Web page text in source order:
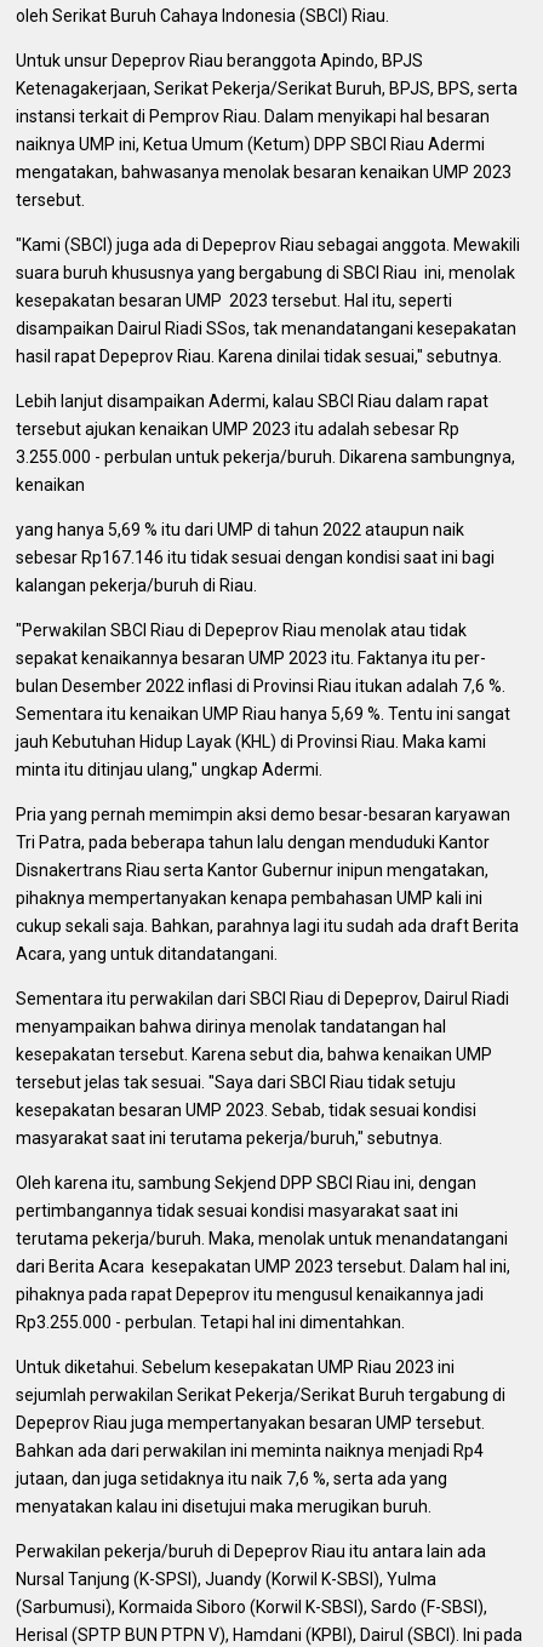
oleh Serikat Buruh Cahaya Indonesia (SBCI) Riau.
Untuk unsur Depeprov Riau beranggota Apindo, BPJS
Ketenagakerjaan, Serikat Pekerja/Serikat Buruh, BPJS, BPS, serta
instansi terkait di Pemprov Riau. Dalam menyikapi hal besaran
naiknya UMP ini, Ketua Umum (Ketum) DPP SBCI Riau Adermi
mengatakan, bahwasanya menolak besaran kenaikan UMP 2023
tersebut.
"Kami (SBCI) juga ada di Depeprov Riau sebagai anggota. Mewakili
suara buruh khususnya yang bergabung di SBCI Riau ini, menolak
kesepakatan besaran UMP 2023 tersebut. Hal itu, seperti
disampaikan Dairul Riadi SSos, tak menandatangani kesepakatan
hasil rapat Depeprov Riau. Karena dinilai tidak sesuai," sebutnya.
Lebih lanjut disampaikan Adermi, kalau SBCI Riau dalam rapat
tersebut ajukan kenaikan UMP 2023 itu adalah sebesar Rp
3.255.000 - perbulan untuk pekerja/buruh. Dikarena sambungnya,
kenaikan
yang hanya 5,69 % itu dari UMP di tahun 2022 ataupun naik
sebesar Rp167.146 itu tidak sesuai dengan kondisi saat ini bagi
kalangan pekerja/buruh di Riau.
"Perwakilan SBCI Riau di Depeprov Riau menolak atau tidak
sepakat kenaikannya besaran UMP 2023 itu. Faktanya itu per-
bulan Desember 2022 inflasi di Provinsi Riau itukan adalah 7,6 %.
Sementara itu kenaikan UMP Riau hanya 5,69 %. Tentu ini sangat
jauh Kebutuhan Hidup Layak (KHL) di Provinsi Riau. Maka kami
minta itu ditinjau ulang," ungkap Adermi.
Pria yang pernah memimpin aksi demo besar-besaran karyawan
Tri Patra, pada beberapa tahun lalu dengan menduduki Kantor
Disnakertrans Riau serta Kantor Gubernur inipun mengatakan,
pihaknya mempertanyakan kenapa pembahasan UMP kali ini
cukup sekali saja. Bahkan, parahnya lagi itu sudah ada draft Berita
Acara, yang untuk ditandatangani.
Sementara itu perwakilan dari SBCI Riau di Depeprov, Dairul Riadi
menyampaikan bahwa dirinya menolak tandatangan hal
kesepakatan tersebut. Karena sebut dia, bahwa kenaikan UMP
tersebut jelas tak sesuai. "Saya dari SBCI Riau tidak setuju
kesepakatan besaran UMP 2023. Sebab, tidak sesuai kondisi
masyarakat saat ini terutama pekerja/buruh," sebutnya.
Oleh karena itu, sambung Sekjend DPP SBCI Riau ini, dengan
pertimbangannya tidak sesuai kondisi masyarakat saat ini
terutama pekerja/buruh. Maka, menolak untuk menandatangani
dari Berita Acara kesepakatan UMP 2023 tersebut. Dalam hal ini,
pihaknya pada rapat Depeprov itu mengusul kenaikannya jadi
Rp3.255.000 - perbulan. Tetapi hal ini dimentahkan.
Untuk diketahui. Sebelum kesepakatan UMP Riau 2023 ini
sejumlah perwakilan Serikat Pekerja/Serikat Buruh tergabung di
Depeprov Riau juga mempertanyakan besaran UMP tersebut.
Bahkan ada dari perwakilan ini meminta naiknya menjadi Rp4
jutaan, dan juga setidaknya itu naik 7,6 %, serta ada yang
menyatakan kalau ini disetujui maka merugikan buruh.
Perwakilan pekerja/buruh di Depeprov Riau itu antara lain ada
Nursal Tanjung (K-SPSI), Juandy (Korwil K-SBSI), Yulma
(Sarbumusi), Kormaida Siboro (Korwil K-SBSI), Sardo (F-SBSI),
Herisal (SPTP BUN PTPN V), Hamdani (KPBI), Dairul (SBCI). Ini pada